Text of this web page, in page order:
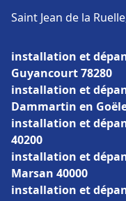
Saint Jean de la
installation et
Guyancourt 78280
installation et
Dammartin en
installation et
40200
installation et
Marsan 40000
installation et